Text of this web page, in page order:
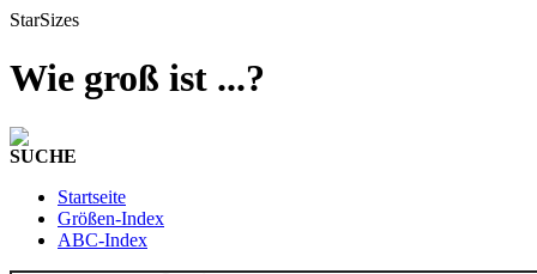
StarSizes
Wie groß ist ...?
SUCHE
Startseite
Größen-Index
ABC-Index